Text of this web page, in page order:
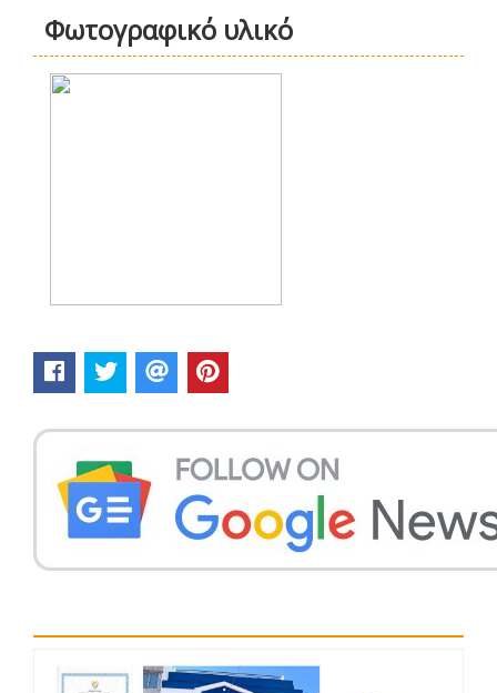
Φωτογραφικό υλικό